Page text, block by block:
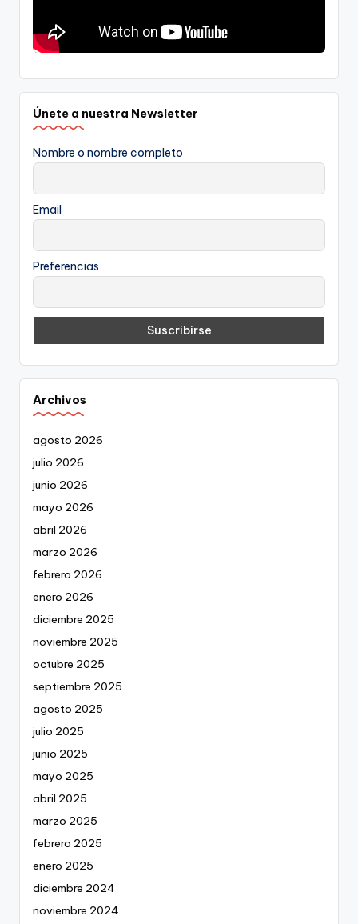
Únete a nuestra Newsletter
Nombre o nombre completo
Email
Preferencias
Archivos
agosto 2026
julio 2026
junio 2026
mayo 2026
abril 2026
marzo 2026
febrero 2026
enero 2026
diciembre 2025
noviembre 2025
octubre 2025
septiembre 2025
agosto 2025
julio 2025
junio 2025
mayo 2025
abril 2025
marzo 2025
febrero 2025
enero 2025
diciembre 2024
noviembre 2024